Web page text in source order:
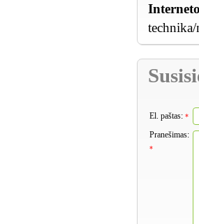
El. paštas: *
Pranešimas:
*